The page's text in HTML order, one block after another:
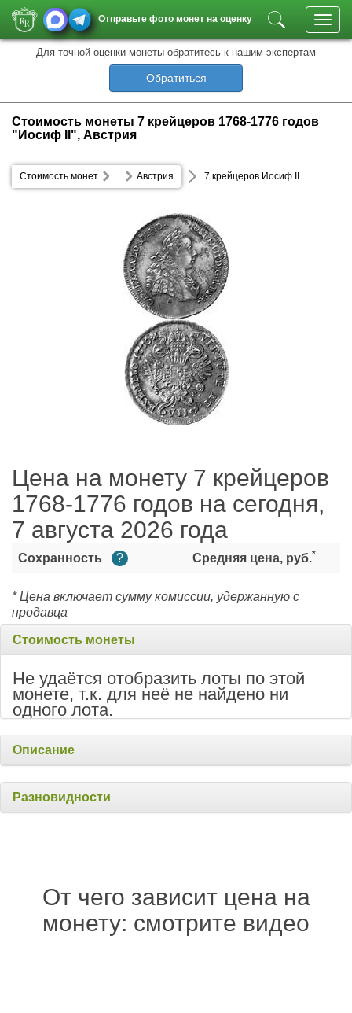
Отправьте фото монет на оценку
Для точной оценки монеты обратитесь к нашим экспертам
Обратиться
Стоимость монеты 7 крейцеров 1768-1776 годов
"Иосиф II", Австрия
Стоимость монет Австрия
... 7 крейцеров Иосиф II
Цена на монету 7 крейцеров
1768-1776 годов на сегодня,
7 августа 2026 года
Сохранность ? Средняя цена, руб.*
* Цена включает сумму комиссии, удержанную с
продавца
Стоимость монеты
Не удаётся отобразить лоты по этой
монете, т.к. для неё не найдено ни
одного лота.
Описание
Разновидности
От чего зависит цена на
монету: смотрите видео